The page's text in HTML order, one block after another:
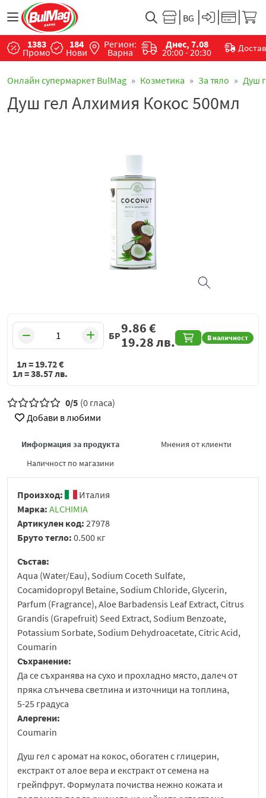
1383
Промо
184
Нови
Регион:
Варна
Днес, 7.08
20:00 - 20:30
Онлайн супермаркет BulMag Козметика За тяло Душ
Душ гел Алхимия Кокос 500мл
БР В наличност
9.86€
19.28лв.
1л = 19.72€
1л =38.57лв.
0/5 (0 гласа)
Добави в любими
Информация за продукта
Мнения от клиенти
Наличност по магазини
Произход:
Италия
Марка: ALCHIMIA
Артикулен код: 27978
Бруто тегло: 0.500 кг
Състав:
Aqua (Water/Eau), Sodium Coceth Sulfate,
Cocamidopropyl Betaine, Sodium Chloride, Glycerin,
Parfum (Fragrance), Aloe Barbadensis Leaf Extract, Citrus
Grandis (Grapefruit) Seed Extract, Sodium Benzoate,
Potassium Sorbate, Sodium Dehydroacetate, Citric Acid,
Coumarin
Съхранение:
Да се съхранява на сухо и прохладно място, далеч от
пряка слънчева светлина и източници на топлина,
5-25 градуса
Алергени:
Coumarin
Душ гел с аромат на кокос, обогатен с глицерин,
екстракт от алое вера и екстракт от семена на
грейпфрут. Формулата почиства нежно кожата и